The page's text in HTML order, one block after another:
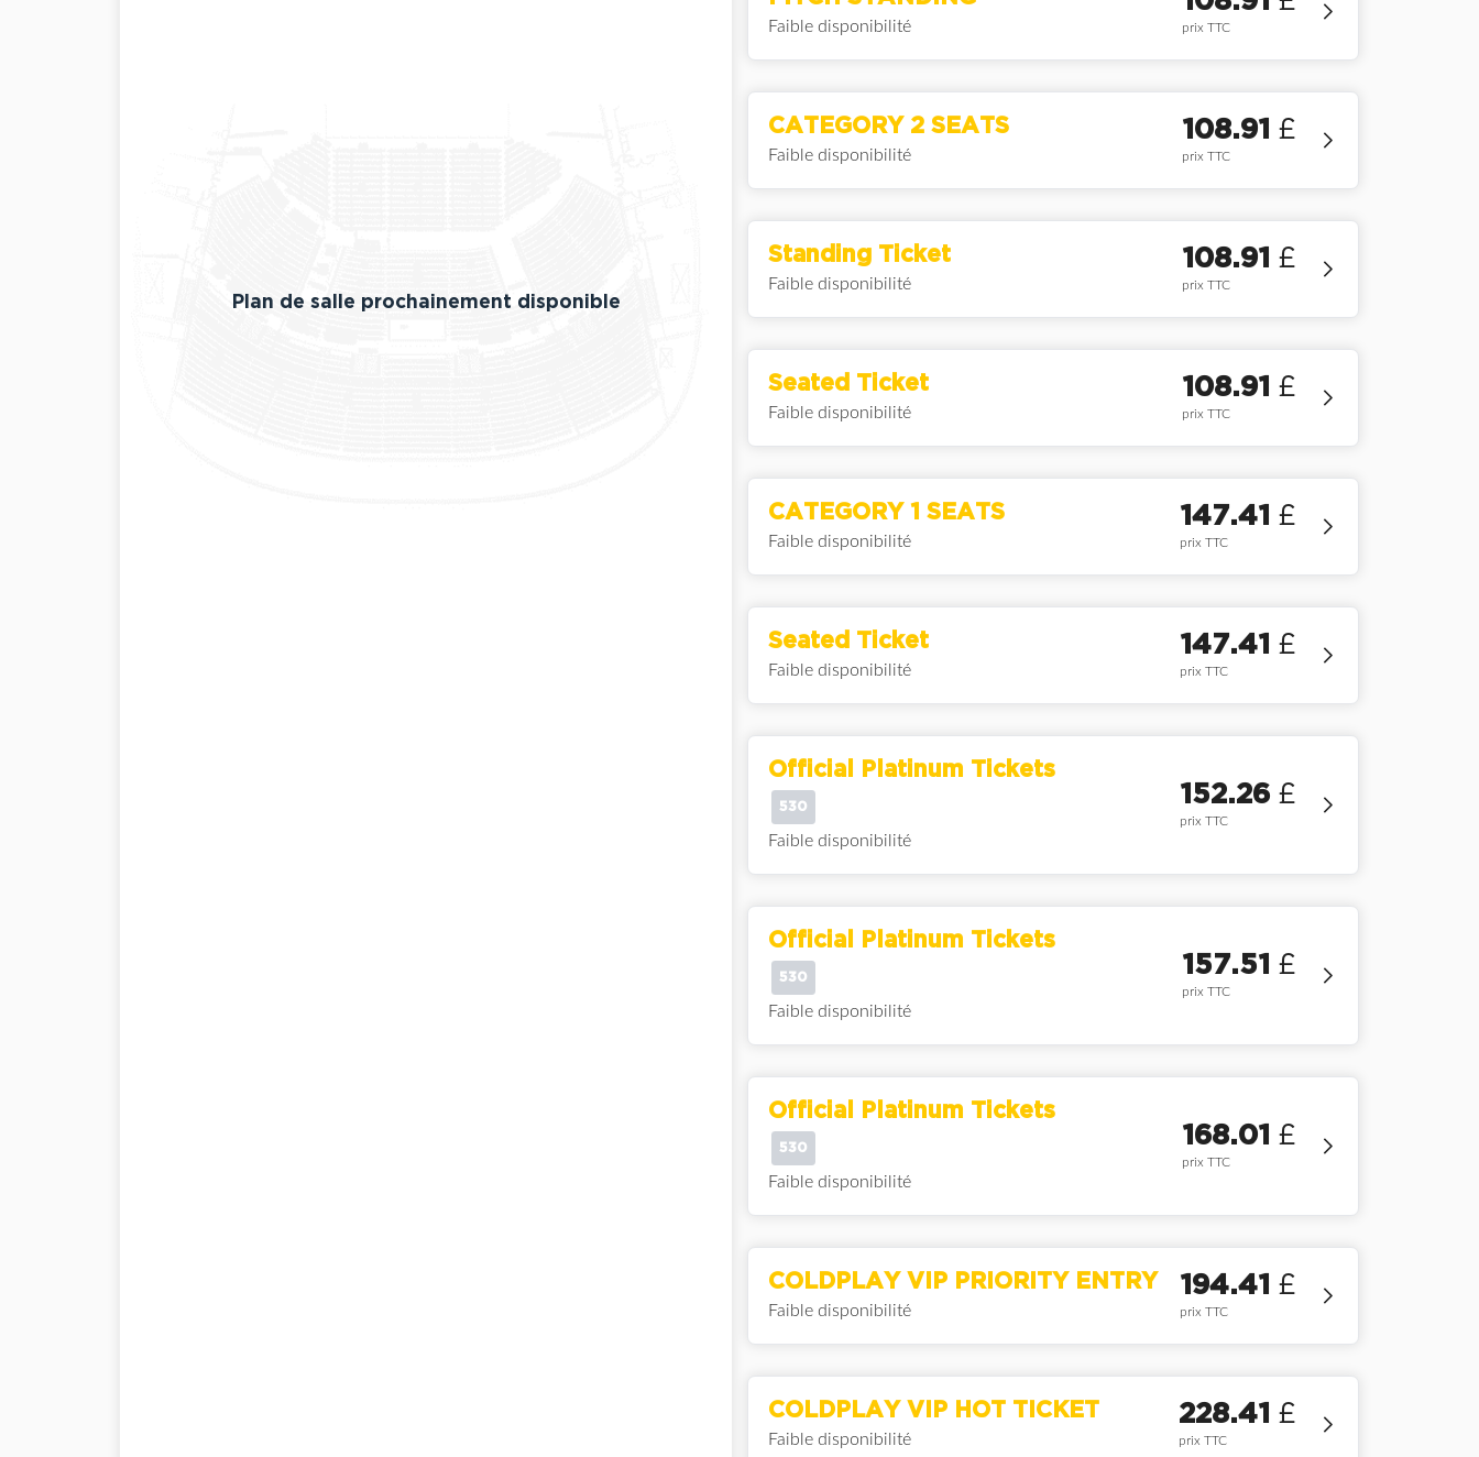
Plan de salle prochainement disponible
Faible disponibilité prix TTC
CATEGORY 2 SEATS
Faible disponibilité
108.91 £
prix TTC
Standing Ticket
Faible disponibilité
108.91 £
prix TTC
Seated Ticket
Faible disponibilité
108.91 £
prix TTC
CATEGORY 1 SEATS
Faible disponibilité
147.41 £
prix TTC
Seated Ticket
Faible disponibilité
147.41 £
prix TTC
Official Platinum Tickets
530
Faible disponibilité
152.26 £
prix TTC
Official Platinum Tickets
530
Faible disponibilité
157.51 £
prix TTC
Official Platinum Tickets
530
Faible disponibilité
168.01 £
prix TTC
COLDPLAY VIP PRIORITY ENTRY
Faible disponibilité
194.41 £
prix TTC
COLDPLAY VIP HOT TICKET
Faible disponibilité
228.41 £
prix TTC